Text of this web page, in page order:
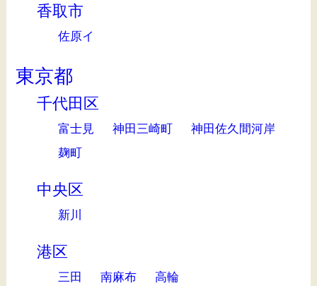
香取市
佐原イ
東京都
千代田区
富士見 神田三崎町
神田佐久間河岸
麹町
中央区
新川
港区
三田 南麻布 高輪